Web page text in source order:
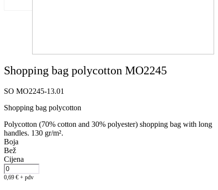
Shopping bag polycotton MO2245
SO MO2245-13.01
Shopping bag polycotton
Polycotton (70% cotton and 30% polyester) shopping bag with long
handles. 130 gr/m².
Boja
Bež
Cijena
0,69 € + pdv